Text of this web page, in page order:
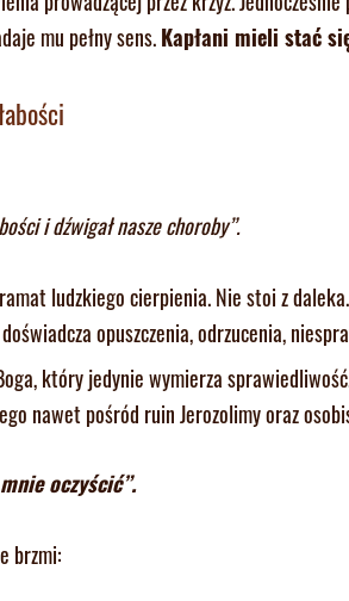
mu pełny sens.Kapłani mieli stać
i dźwigał nasze choroby”.
ludzkiego cierpienia. Nie stoi z
opuszczenia, odrzucenia,
który jedynie wymierza
nawet pośród ruin Jerozolimy oraz
oczyścić”.
brzmi: